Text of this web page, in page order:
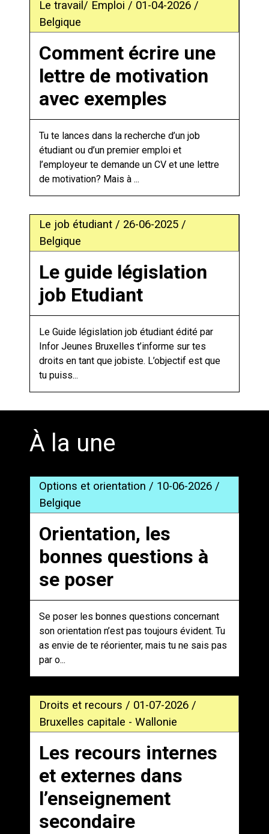
Le travail/ Emploi / 01-04-2026 /
Belgique
Comment écrire une
lettre de motivation
avec exemples
Tu te lances dans la recherche d’un job
étudiant ou d’un premier emploi et
l’employeur te demande un CV et une lettre
de motivation? Mais à ...
Le job étudiant / 26-06-2025 /
Belgique
Le guide législation
job Etudiant
Le Guide législation job étudiant édité par
Infor Jeunes Bruxelles t’informe sur tes
droits en tant que jobiste. L’objectif est que
tu puiss...
À la une
Options et orientation / 10-06-2026 /
Belgique
Orientation, les
bonnes questions à
se poser
Se poser les bonnes questions concernant
son orientation n’est pas toujours évident. Tu
as envie de te réorienter, mais tu ne sais pas
par o...
Droits et recours / 01-07-2026 /
Bruxelles capitale - Wallonie
Les recours internes
et externes dans
l’enseignement
secondaire